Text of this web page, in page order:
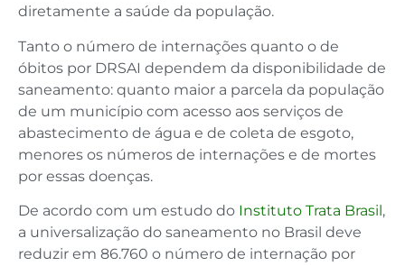
diretamente a saúde da população.
Tanto o número de internações quanto o de
óbitos por DRSAI dependem da disponibilidade de
saneamento: quanto maior a parcela da população
de um município com acesso aos serviços de
abastecimento de água e de coleta de esgoto,
menores os números de internações e de mortes
por essas doenças.
De acordo com um estudo do Instituto Trata Brasil ,
a universalização do saneamento no Brasil deve
reduzir em 86.760 o número de internação por